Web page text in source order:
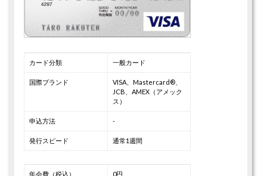
カード分類 一般カード
国際ブランド
VISA、Mastercard®、
JCB、AMEX（アメック
ス）
申込方法 -
発行スピード 通常1週間
年会費（税込） 0円